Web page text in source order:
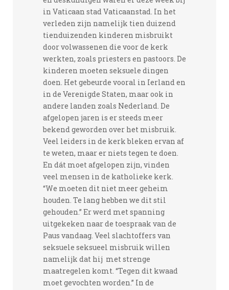
in Vaticaan stad Vaticaanstad. In het
verleden zijn namelijk tien duizend
tienduizenden kinderen misbruikt
door volwassenen die voor de kerk
werkten, zoals priesters en pastoors. De
kinderen moeten seksuele dingen
doen. Het gebeurde vooral in Ierland en
in de Verenigde Staten, maar ook in
andere landen zoals Nederland. De
afgelopen jaren is er steeds meer
bekend geworden over het misbruik.
Veel leiders in de kerk bleken ervan af
te weten, maar er niets tegen te doen.
En dát moet afgelopen zijn, vinden
veel mensen in de katholieke kerk.
“We moeten dit niet meer geheim
houden. Te lang hebben we dit stil
gehouden.” Er werd met spanning
uitgekeken naar de toespraak van de
Paus vandaag. Veel slachtoffers van
seksuele seksueel misbruik willen
namelijk dat hij met strenge
maatregelen komt. “Tegen dit kwaad
moet gevochten worden.” In de